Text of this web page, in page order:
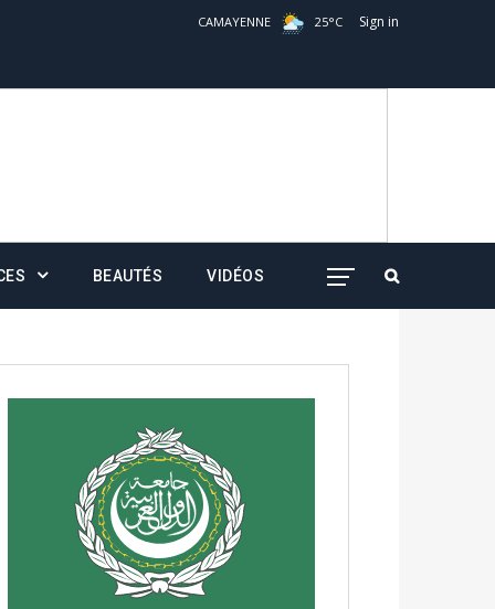
CAMAYENNE 25°C Sign in
BEAUTÉS VIDÉOS